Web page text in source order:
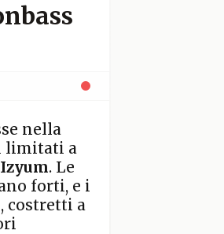
nella
limitati a
Izyum. Le
forti, e i
costretti a